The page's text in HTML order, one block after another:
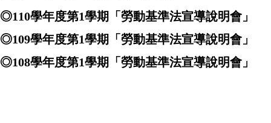
◎110學年度第1學期「勞動基準法宣導說明會」
◎109學年度第1學期「勞動基準法宣導說明會」
◎108學年度第1學期「勞動基準法宣導說明會」